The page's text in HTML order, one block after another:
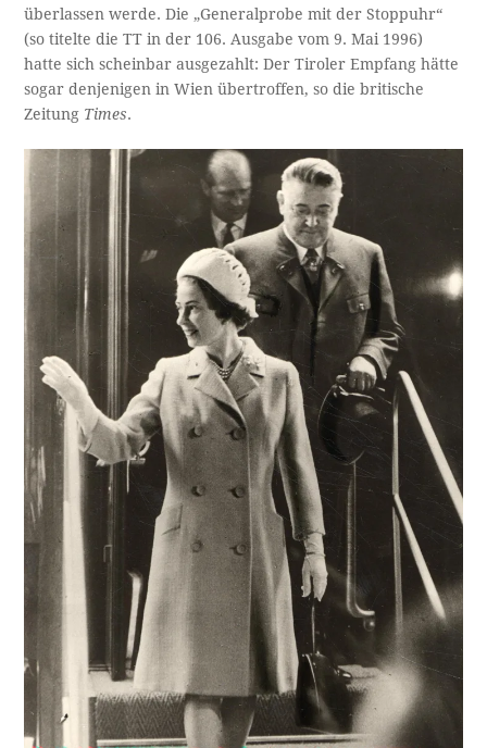
überlassen werde. Die „Generalprobe mit der Stoppuhr“
(so titelte die TT in der 106. Ausgabe vom 9. Mai 1996)
hatte sich scheinbar ausgezahlt: Der Tiroler Empfang hätte
sogar denjenigen in Wien übertroffen, so die britische
Zeitung Times.